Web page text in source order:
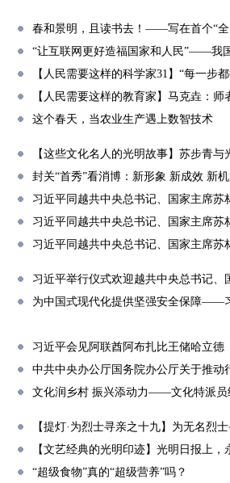
春和景明，且读书去！——写在首个“全
“让互联网更好造福国家和人民”——我
【人民需要这样的科学家31】“每一步
【人民需要这样的教育家】马克垚：
这个春天，当农业生产遇上数智技术
【这些文化名人的光明故事】苏步青
封关“首秀”看消博：新形象 新成效 新
习近平同越共中央总书记、国家主席苏
习近平同越共中央总书记、国家主席苏
习近平同越共中央总书记、国家主席苏
习近平举行仪式欢迎越共中央总书记、
为中国式现代化提供坚强安全保障——
习近平会见阿联酋阿布扎比王储哈立德
中共中央办公厅国务院办公厅关于推动
文化润乡村 振兴添动力——文化特派员
【提灯·为烈士寻亲之十九】为无名烈
【文艺经典的光明印迹】光明日报上，
“超级食物”真的“超级营养”吗？